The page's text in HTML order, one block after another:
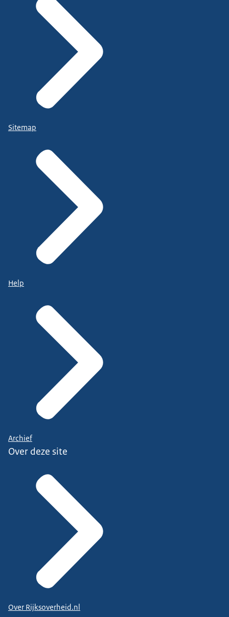
Sitemap
Help
Archief
Over deze site
Over Rijksoverheid.nl